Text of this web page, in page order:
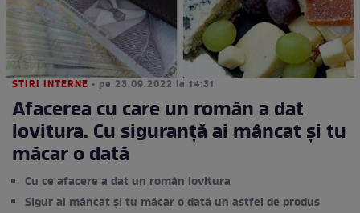
STIRI INTERNE • pe 23.09.2022 la 14:31
Afacerea cu care un român a dat
lovitura. Cu siguranță ai mâncat și tu
măcar o dată
Cu ce afacere a dat un român lovitura
Sigur ai mâncat și tu măcar o dată un astfel de produs